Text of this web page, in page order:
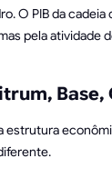
O PIB da cadeia
pela atividade
estrutura